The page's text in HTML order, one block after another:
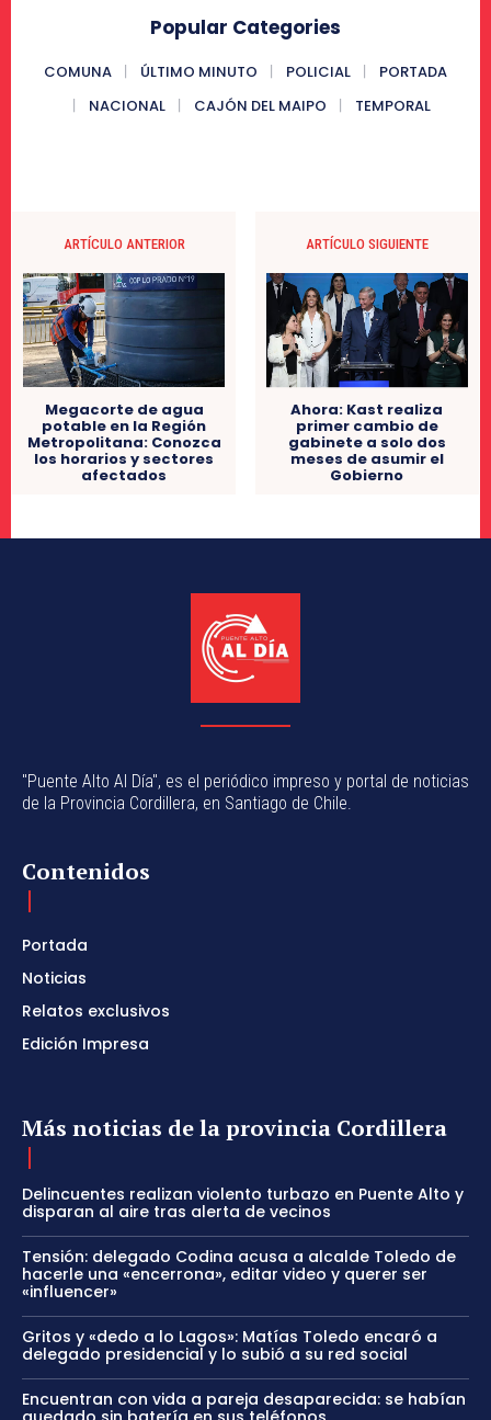
Popular Categories
COMUNA ÚLTIMO MINUTO POLICIAL
PORTADA
NACIONAL
CAJÓN DEL MAIPO TEMPORAL
ARTÍCULO ANTERIOR
Megacorte de agua
potable en la Región
Metropolitana: Conozca
los horarios y sectores
afectados
ARTÍCULO SIGUIENTE
Ahora: Kast realiza
primer cambio de
gabinete a solo dos
meses de asumir el
Gobierno
"Puente Alto Al Día", es el periódico impreso y portal de noticias
de la Provincia Cordillera, en Santiago de Chile.
Contenidos
Portada
Noticias
Relatos exclusivos
Edición Impresa
Más noticias de la provincia Cordillera
Delincuentes realizan violento turbazo en Puente Alto y
disparan al aire tras alerta de vecinos
Tensión: delegado Codina acusa a alcalde Toledo de
hacerle una «encerrona», editar video y querer ser
«influencer»
Gritos y «dedo a lo Lagos»: Matías Toledo encaró a
delegado presidencial y lo subió a su red social
Encuentran con vida a pareja desaparecida: se habían